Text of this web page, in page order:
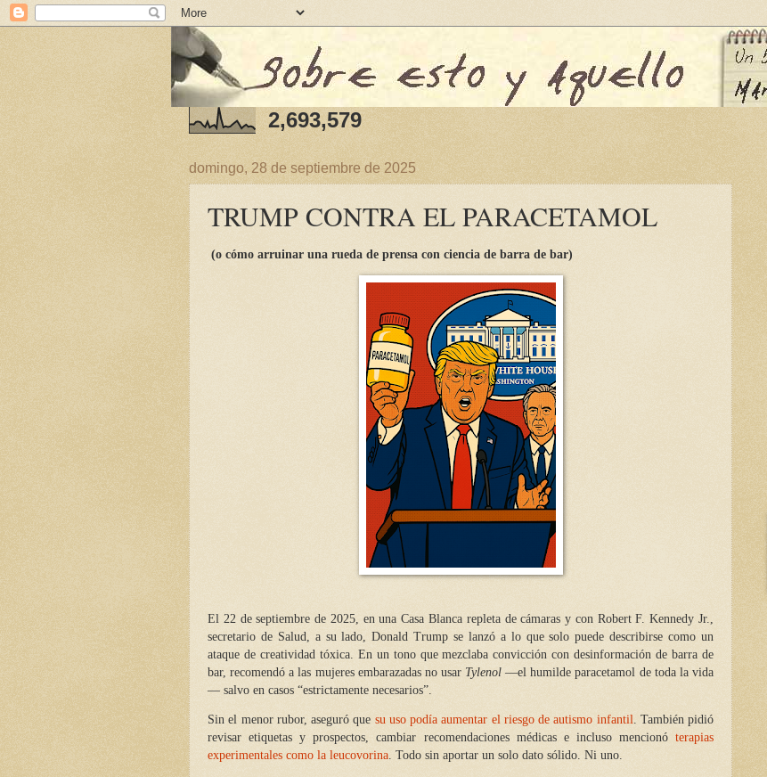
2,693,579
domingo, 28 de septiembre de 2025
TRUMP CONTRA EL PARACETAMOL
(o cómo arruinar una rueda de prensa con ciencia de barra de bar)
El 22 de septiembre de 2025, en una Casa Blanca repleta de cámaras y con Robert F. Kennedy Jr.,
secretario de Salud, a su lado, Donald Trump se lanzó a lo que solo puede describirse como un
ataque de creatividad tóxica. En un tono que mezclaba convicción con desinformación de barra de
bar, recomendó a las mujeres embarazadas no usar Tylenol—el humilde paracetamol de toda la vida
— salvo en casos “estrictamente necesarios”.
Sin el menor rubor, aseguró que su uso podía aumentar el riesgo de autismo infantil. También pidió
revisar etiquetas y prospectos, cambiar recomendaciones médicas e incluso mencionó terapias
experimentales como la leucovorina. Todo sin aportar un solo dato sólido. Ni uno.